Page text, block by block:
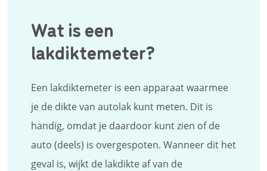
Wat is een
lakdiktemeter?
Een lakdiktemeter is een apparaat waarmee
je de dikte van autolak kunt meten. Dit is
handig, omdat je daardoor kunt zien of de
auto (deels) is overgespoten. Wanneer dit het
geval is, wijkt de lakdikte af van de